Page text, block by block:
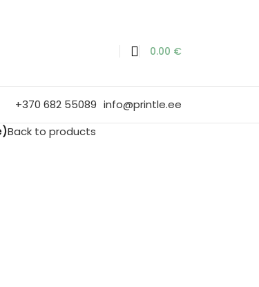
0.00 €
+370 682 55089 info@printle.ee
Back to products